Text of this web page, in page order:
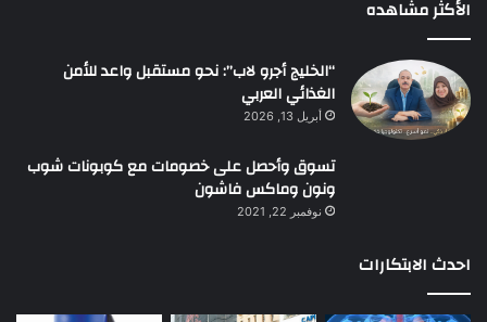
الأكثر مشاهده
“الخليج أجرو لاب”: نحو مستقبل واعد للأمن
الغذائي العربي
أبريل 13, 2026
تسوق وأحصل على خصومات مع كوبونات شوب
ونون وماكس فاشون
نوفمبر 22, 2021
احدث الابتكارات